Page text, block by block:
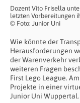
Dozent Vito Frisella
letzten Vorbereitungen
© Foto: Junior Uni
Wie könnte der
Herausforderungen
der Warenverkehr
weiteren Fragen
First Lego League.
Projekte in einer
Junior Uni Wuppertal.